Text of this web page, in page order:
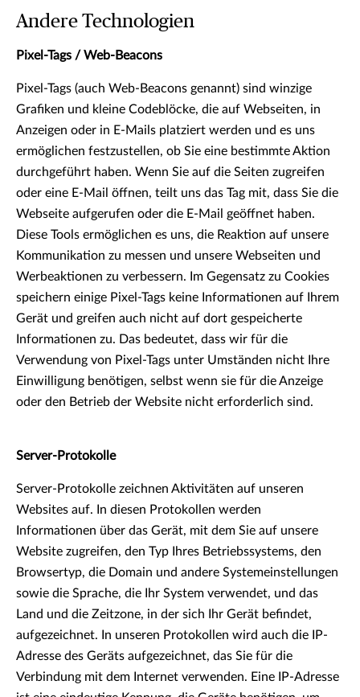
Andere Technologien
Pixel-Tags / Web-Beacons
Pixel-Tags (auch Web-Beacons genannt) sind winzige
Grafiken und kleine Codeblöcke, die auf Webseiten, in
Anzeigen oder in E-Mails platziert werden und es uns
ermöglichen festzustellen, ob Sie eine bestimmte Aktion
durchgeführt haben. Wenn Sie auf die Seiten zugreifen
oder eine E-Mail öffnen, teilt uns das Tag mit, dass Sie die
Webseite aufgerufen oder die E-Mail geöffnet haben.
Diese Tools ermöglichen es uns, die Reaktion auf unsere
Kommunikation zu messen und unsere Webseiten und
Werbeaktionen zu verbessern. Im Gegensatz zu Cookies
speichern einige Pixel-Tags keine Informationen auf Ihrem
Gerät und greifen auch nicht auf dort gespeicherte
Informationen zu. Das bedeutet, dass wir für die
Verwendung von Pixel-Tags unter Umständen nicht Ihre
Einwilligung benötigen, selbst wenn sie für die Anzeige
oder den Betrieb der Website nicht erforderlich sind.
Server-Protokolle
Server-Protokolle zeichnen Aktivitäten auf unseren
Websites auf. In diesen Protokollen werden
Informationen über das Gerät, mit dem Sie auf unsere
Website zugreifen, den Typ Ihres Betriebssystems, den
Browsertyp, die Domain und andere Systemeinstellungen
sowie die Sprache, die Ihr System verwendet, und das
Land und die Zeitzone, in der sich Ihr Gerät befindet,
aufgezeichnet. In unseren Protokollen wird auch die IP-
Adresse des Geräts aufgezeichnet, das Sie für die
Verbindung mit dem Internet verwenden. Eine IP-Adresse